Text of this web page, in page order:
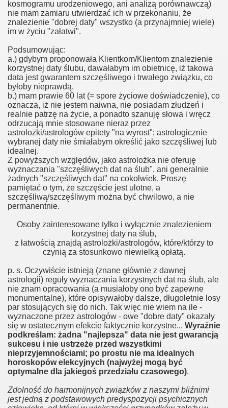
kosmogramu urodzeniowego, ani analizą porównawczą)
nie mam zamiaru utwierdzać ich w przekonaniu, że
znalezienie "dobrej daty" wszystko (a przynajmniej wiele)
im w życiu "załatwi".
Podsumowując:
a.) gdybym proponowała Klientkom/Klientom znalezienie
korzystnej daty ślubu, dawałabym im obietnicę, iż takowa
data jest gwarantem szczęśliwego i trwałego związku, co
byłoby nieprawdą,
b.) mam prawie 60 lat (= spore życiowe doświadczenie), co
oznacza, iż nie jestem naiwna, nie posiadam złudzeń i
realnie patrzę na życie, a ponadto szanuję słowa i wręcz
odrzucają mnie stosowane nieraz przez
astrolożki/astrologów epitety "na wyrost"; astrologicznie
wybranej daty nie śmiałabym określić jako szczęśliwej lub
idealnej.
Z powyższych względów, jako astrolożka nie oferuję
wyznaczania "szczęśliwych dat na ślub", ani generalnie
żadnych "szczęśliwych dat" na cokolwiek. Proszę
pamiętać o tym, że szczęście jest ulotne, a
szczęśliwą/szczęśliwym można być chwilowo, a nie
permanentnie.
Osoby zainteresowane tylko i wyłącznie znalezieniem
korzystnej daty na ślub,
z łatwością znajdą astrolożki/astrologów, które/którzy to
czynią za stosunkowo niewielką opłatą.
p. s. Oczywiście istnieją (znane głównie z dawnej
astrologii) reguły wyznaczania korzystnych dat na ślub, ale
nie znam opracowania (a musiałoby ono być zapewne
monumentalne), które opisywałoby dalsze, długoletnie losy
par stosujących się do nich. Tak więc nie wiem na ile -
wyznaczone przez astrologów - owe "dobre daty" okazały
się w ostatecznym efekcie faktycznie korzystne... Wyraźnie
podkreślam: żadna "najlepsza" data nie jest gwarancją
sukcesu i nie ustrzeże przed wszystkimi
nieprzyjemnościami; po prostu nie ma idealnych
horoskopów elekcyjnych (najwyżej mogą być
optymalne dla jakiegoś przedziału czasowego).
Zdolność do harmonijnych związków z naszymi bliźnimi
jest jedną z podstawowych predyspozycji psychicznych